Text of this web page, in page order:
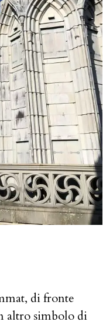
di fronte
altro simbolo di